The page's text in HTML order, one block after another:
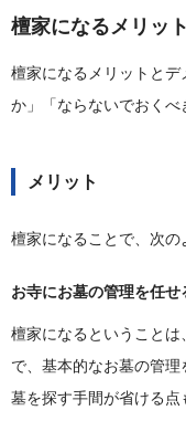
檀家になるメリッ
檀家になるメリットとデ
か」「ならないでおくべ
メリット
檀家になることで、次の
お寺にお墓の管理を任せ
檀家になるということ
で、基本的なお墓の管
墓を探す手間が省ける点